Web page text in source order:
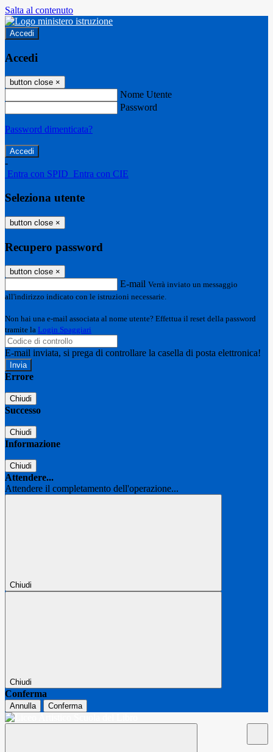
Salta al contenuto
Accedi
Accedi
button close ×
Nome Utente
Password
Password dimenticata?
-
Entra con SPID Entra con CIE
Seleziona utente
button close ×
Recupero password
button close ×
E-mail Verrà inviato un messaggio
all'indirizzo indicato con le istruzioni necessarie.
Non hai una e-mail associata al nome utente? Effettua il reset della password
tramite la Login Spaggiari
E-mail inviata, si prega di controllare la casella di posta elettronica!
Errore
Chiudi
Successo
Chiudi
Informazione
Chiudi
Attendere...
Attendere il completamento dell'operazione...
Chiudi
Chiudi
Conferma
Annulla Conferma